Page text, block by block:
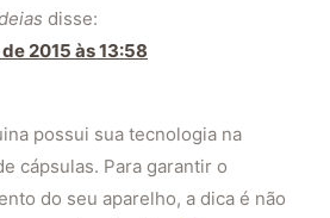
disse:
2015 às 13:58
possui sua tecnologia na
cápsulas. Para garantir o
do seu aparelho, a dica é não